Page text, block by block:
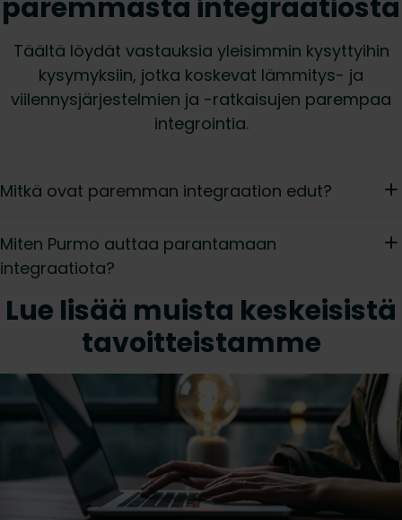
Täältä löydät vastauksia yleisimmin kysyttyihin
kysymyksiin, jotka koskevat lämmitys- ja
viilennysjärjestelmien ja -ratkaisujen parempaa
integrointia.
Mitkä ovat paremman integraation edut?
Miten Purmo auttaa parantamaan
integraatiota?
Lue lisää muista keskeisistä
tavoitteistamme